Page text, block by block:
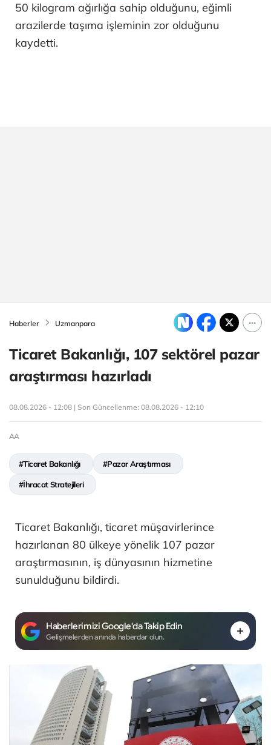
50 kilogram ağırlığa sahip olduğunu, eğimli
arazilerde taşıma işleminin zor olduğunu
kaydetti.
Haberler Uzmanpara
Ticaret Bakanlığı, 107 sektörel pazar
araştırması hazırladı
08.08.2026 - 12:08 | Son Güncellenme: 08.08.2026 - 12:10
AA
#Ticaret Bakanlığı #Pazar Araştırması
#İhracat Stratejileri
Ticaret Bakanlığı, ticaret müşavirlerince
hazırlanan 80 ülkeye yönelik 107 pazar
araştırmasının, iş dünyasının hizmetine
sunulduğunu bildirdi.
Haberlerimizi Google'da Takip Edin
Gelişmelerden anında haberdar olun.